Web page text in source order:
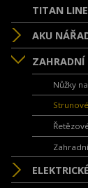
TITAN LINE
AKU
ZAHRADNÍ
Nůžky